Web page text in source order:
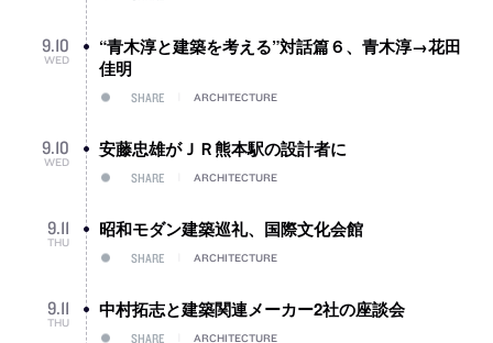
9.10
WED
“青木淳と建築を考える”対話篇６、青木淳→花田
佳明
SHARE ARCHITECTURE
9.10
WED
安藤忠雄がＪＲ熊本駅の設計者に
SHARE ARCHITECTURE
9.11
THU
昭和モダン建築巡礼、国際文化会館
SHARE ARCHITECTURE
9.11
THU
中村拓志と建築関連メーカー2社の座談会
SHARE ARCHITECTURE